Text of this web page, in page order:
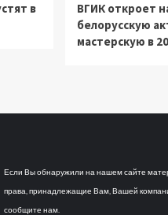
в
ВГИК откроет
белорусскую
мастерскую в
Если Вы обнаружили на нашем сайте
права, принадлежащие Вам, Вашей
сообщите нам.